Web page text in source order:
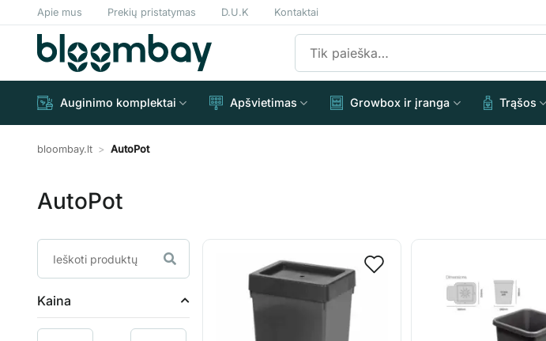
to
content
Apie mus Prekių pristatymas D.U.K Kontaktai
Ieškoti:
Auginimo komplektai Apšvietimas Growbox ir įranga Trąšos
bloombay.lt > AutoPot
AutoPot
Kaina